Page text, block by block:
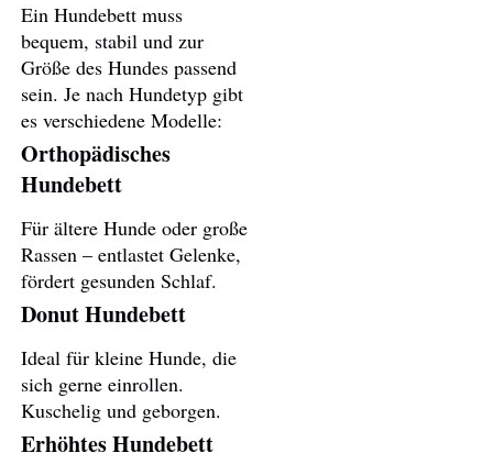
Ein Hundebett muss
bequem, stabil und zur
Größe des Hundes passend
sein. Je nach Hundetyp gibt
es verschiedene Modelle:
Orthopädisches
Hundebett
Für ältere Hunde oder große
Rassen – entlastet Gelenke,
fördert gesunden Schlaf.
Donut Hundebett
Ideal für kleine Hunde, die
sich gerne einrollen.
Kuschelig und geborgen.
Erhöhtes Hundebett